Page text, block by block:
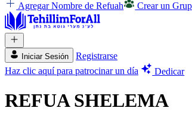
Agregar Nombre de Refuah Crear un
Iniciar Sesión
Registrarse
Haz clic aquí para patrocinar un día
Dedicar
REFUA SHELEMA